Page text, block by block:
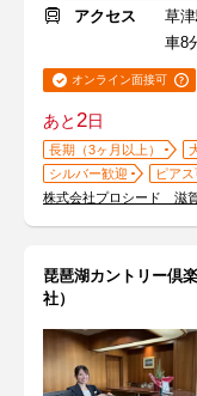
アクセス
草
車8
オンライン面接可
あと2日
長期（3ヶ月以上）
シルバー歓迎
ピア
株式会社プロシード 滋
琵琶湖カントリー倶
社）